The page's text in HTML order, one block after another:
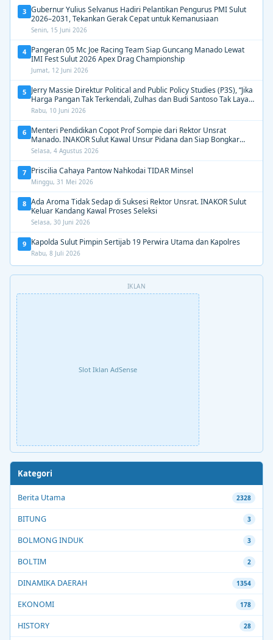
3 Gubernur Yulius Selvanus Hadiri Pelantikan Pengurus PMI Sulut
2026–2031, Tekankan Gerak Cepat untuk Kemanusiaan
Senin, 15 Juni 2026
4 Pangeran 05 Mc Joe Racing Team Siap Guncang Manado Lewat
IMI Fest Sulut 2026 Apex Drag Championship
Jumat, 12 Juni 2026
5 Jerry Massie Direktur Political and Public Policy Studies (P3S), “Jika
Harga Pangan Tak Terkendali, Zulhas dan Budi Santoso Tak Layak
Dipertahankan”
Rabu, 10 Juni 2026
6 Menteri Pendidikan Copot Prof Sompie dari Rektor Unsrat
Manado. INAKOR Sulut Kawal Unsur Pidana dan Siap Bongkar
Aroma Busuk di Suksesi Rektor
Selasa, 4 Agustus 2026
7 Priscilia Cahaya Pantow Nahkodai TIDAR Minsel
Minggu, 31 Mei 2026
8 Ada Aroma Tidak Sedap di Suksesi Rektor Unsrat. INAKOR Sulut
Keluar Kandang Kawal Proses Seleksi
Selasa, 30 Juni 2026
9 Kapolda Sulut Pimpin Sertijab 19 Perwira Utama dan Kapolres
Rabu, 8 Juli 2026
IKLAN
Slot Iklan AdSense
Kategori
Berita Utama 2328
BITUNG 3
BOLMONG INDUK 3
BOLTIM 2
DINAMIKA DAERAH 1354
EKONOMI 178
HISTORY 28